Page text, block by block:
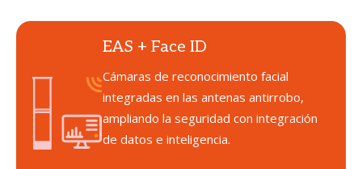
EAS + Face ID
Cámaras de reconocimiento facial
integradas en las antenas antirrobo,
ampliando la seguridad con integración
de datos e inteligencia.